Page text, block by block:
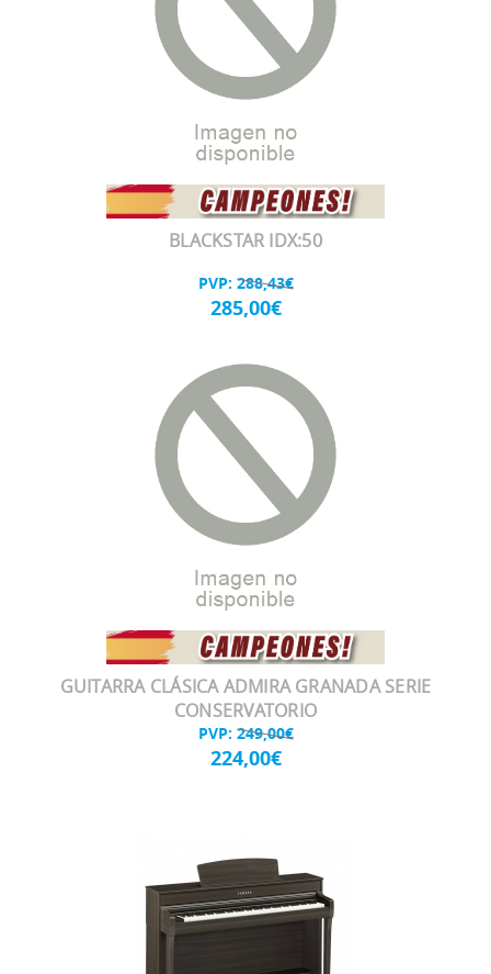
BLACKSTAR IDX:50
PVP: 288,43€
285,00€
GUITARRA CLÁSICA ADMIRA GRANADA SERIE
CONSERVATORIO
PVP: 249,00€
224,00€